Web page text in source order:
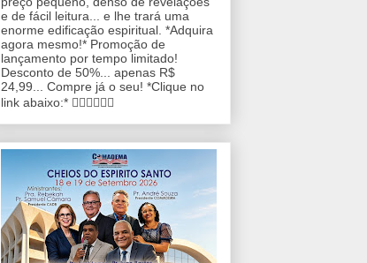
e de fácil leitura... e lhe trará uma
enorme edificação espiritual. *Adquira
agora mesmo!* Promoção de
lançamento por tempo limitado!
Desconto de 50%... apenas R$
24,99... Compre já o seu! *Clique no
link abaixo:* 👇🏼👇🏼👇🏼